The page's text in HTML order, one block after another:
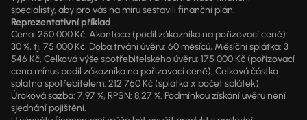
specialisty, aby pro vás na míru sestavili finanční plán.
Reprezentativní příklad
Cena: 250 000 Kč, Akontace (podíl zákazníka na pořizovací ceně):
30 %, tj. 75 000 Kč, Doba trvání úvěru: 60 měsíců, Měsíční splátka: 3
546 Kč, Celková výše spotřebitelského úvěru: 175 000 Kč (pořizovací
cena mínus podíl zákazníka na pořizovací ceně), Celková částka
splatná spotřebitelem: 212 760 Kč (splátka x počet splátek),
Úroková sazba: 7,97 %, RPSN: 8,27 %. Podmínkou získání úvěru není
sjednání pojištění.